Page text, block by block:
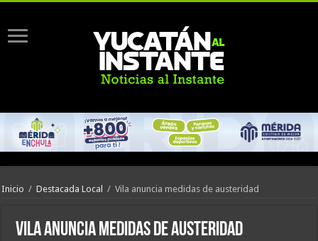
Inicio / Destacada Local / Vila anuncia medidas de austeridad
Vila anuncia medidas de austeridad